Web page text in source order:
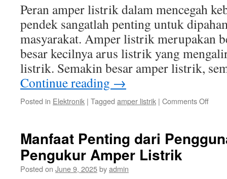
Peran amper listrik dalam mencegah
pendek sangatlah penting untuk
masyarakat. Amper listrik merupakan
besar kecilnya arus listrik yang
listrik. Semakin besar amper listrik,
Continue reading →
Posted in Elektronik | Tagged amper listrik | Comments Offon
Manfaat Penting dari
Pengukur Amper Listrik
Posted on June 9, 2025byadmin